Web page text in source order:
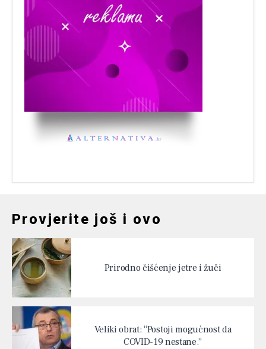
Provjerite još i ovo
Prirodno čišćenje jetre i žuči
Veliki obrat: “Postoji mogućnost da
COVID-19 nestane.”